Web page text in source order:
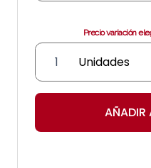
Aplique
de
latón
cantidad
AÑADIR